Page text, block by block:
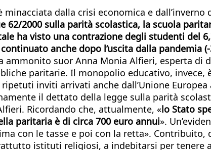
minacciata dalla crisi economica e
62/2000 sulla parità scolastica, la scuola
ha visto una contrazione degli studenti del
anche dopo l’uscita dalla pandemia
ammonito suor Anna Monia Alfieri, esperta
paritarie. Il monopolio educativo, invece,
inviti arrivati anche dall’Unione
il dettato della legge sulla parità
Ricordando che, attualmente, «lo Stato
paritaria è di circa 700 euro annui».
con le tasse e poi con la retta».
istituti religiosi, a indebitarsi per tenere